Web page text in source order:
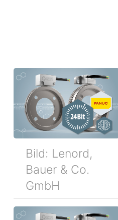
Bild: Lenord,
Bauer & Co.
GmbH